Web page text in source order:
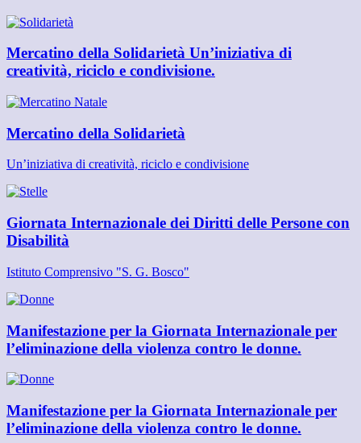
Mercatino della Solidarietà Un’iniziativa di
creatività, riciclo e condivisione.
Mercatino della Solidarietà
Un’iniziativa di creatività, riciclo e condivisione
Giornata Internazionale dei Diritti delle Persone con
Disabilità
Istituto Comprensivo "S. G. Bosco"
Manifestazione per la Giornata Internazionale per
l’eliminazione della violenza contro le donne.
Manifestazione per la Giornata Internazionale per
l’eliminazione della violenza contro le donne.